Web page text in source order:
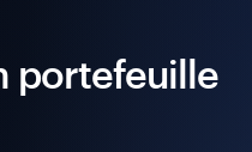
portefeuille